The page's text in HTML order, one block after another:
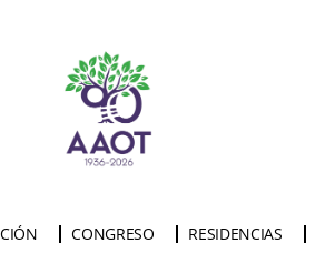
CONGRESO RESIDENCIAS